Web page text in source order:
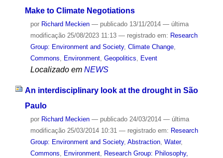
Make to Climate Negotiations
por Richard Meckien — publicado13/11/2014 — última
modificação25/08/2023 11:13 — registrado em: Research
Group: Environment and Society, Climate Change,
Commons
Environment, Geopolitics Event
Localizado em NEWS
An interdisciplinary look at the drought in São
Paulo
por Richard Meckien — publicado24/03/2014 — última
modificação25/03/2014 10:31 — registrado em: Research
Group: Environment and Society, Abstraction, Water,
Commons, Environment, Research Group: Philosophy,